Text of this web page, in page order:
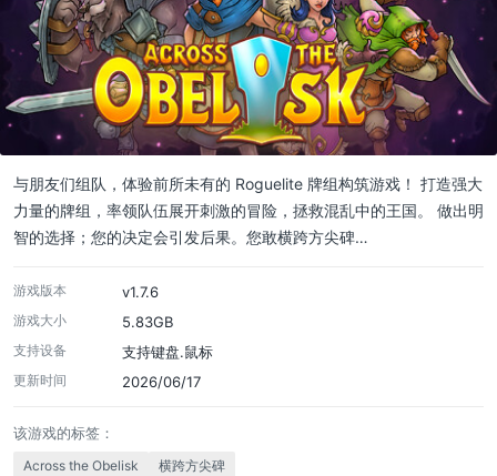
与朋友们组队，体验前所未有的 Roguelite 牌组构筑游戏！ 打造强大
力量的牌组，率领队伍展开刺激的冒险，拯救混乱中的王国。 做出明
智的选择；您的决定会引发后果。您敢横跨方尖碑…
游戏版本 v1.7.6
游戏大小 5.83GB
支持设备 支持键盘.鼠标
更新时间 2026/06/17
该游戏的标签：
Across the Obelisk 横跨方尖碑